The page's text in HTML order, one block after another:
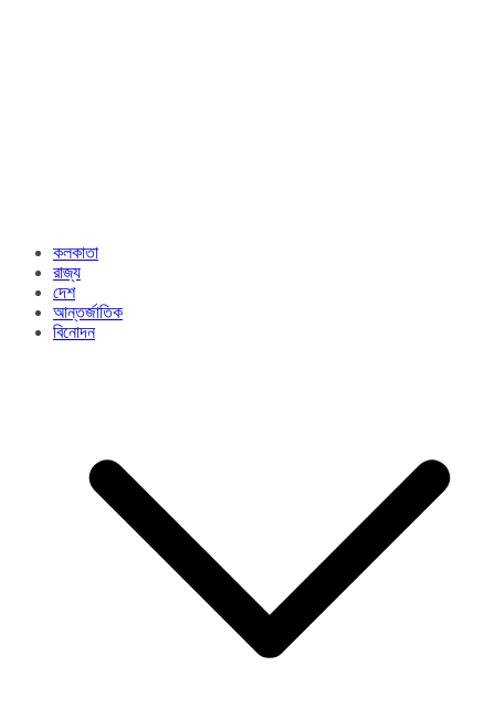
কলকাতা
রাজ্য​
দেশ
আন্তর্জাতিক
বিনোদন